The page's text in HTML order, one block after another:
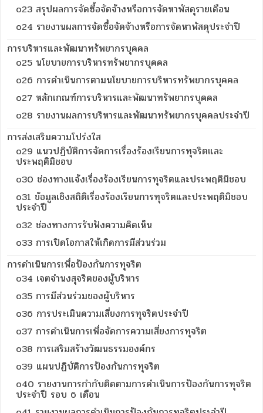
o23 สรุปผลการจัดซื้อจัดจ้างหรือการจัดหาพัสดุรายเดือน
o24 รายงานผลการจัดซื้อจัดจ้างหรือการจัดหาพัสดุประจำปี
การบริหารและพัฒนาทรัพยากรบุคคล
o25 นโยบายการบริหารทรัพยากรบุคคล
o26 การดำเนินการตามนโยบายการบริหารทรัพยากรบุคคล
o27 หลักเกณฑ์การบริหารและพัฒนาทรัพยากรบุคคล
o28 รายงานผลการบริหารและพัฒนาทรัพยากรบุคคลประจำปี
การส่งเสริมความโปร่งใส
o29 แนวปฏิบัติการจัดการเรื่องร้องเรียนการทุจริตและ
ประพฤติมิชอบ
o30 ช่องทางแจ้งเรื่องร้องเรียนการทุจริตและประพฤติมิชอบ
o31 ข้อมูลเชิงสถิติเรื่องร้องเรียนการทุจริตและประพฤติมิชอบ
ประจำปี
o32 ช่องทางการรับฟังความคิดเห็น
o33 การเปิดโอกาสให้เกิดการมีส่วนร่วม
การดำเนินการเพื่อป้องกันการทุจริต
o34 เจตจำนงสุจริตของผู้บริหาร
o35 การมีส่วนร่วมของผู้บริหาร
o36 การประเมินความเสี่ยงการทุจริตประจำปี
o37 การดำเนินการเพื่อจัดการความเสี่ยงการทุจริต
o38 การเสริมสร้างวัฒนธรรมองค์กร
o39 แผนปฏิบัติการป้องกันการทุจริต
o40 รายงานการกำกับติดตามการดำเนินการป้องกันการทุจริต
ประจำปี รอบ 6 เดือน